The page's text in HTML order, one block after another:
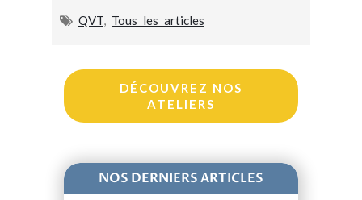
b er g
QVT, Tous les articles
DÉCOUVREZ NOS
ATELIERS
NOS DERNIERS ARTICLES